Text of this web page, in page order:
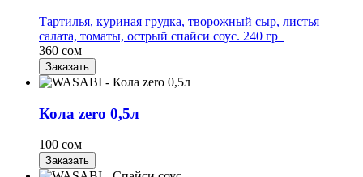
Тартилья, куриная грудка, творожный сыр, листья
салата, томаты, острый спайси соус. 240 гр
360 сом
Заказать
Кола zero 0,5л
100 сом
Заказать